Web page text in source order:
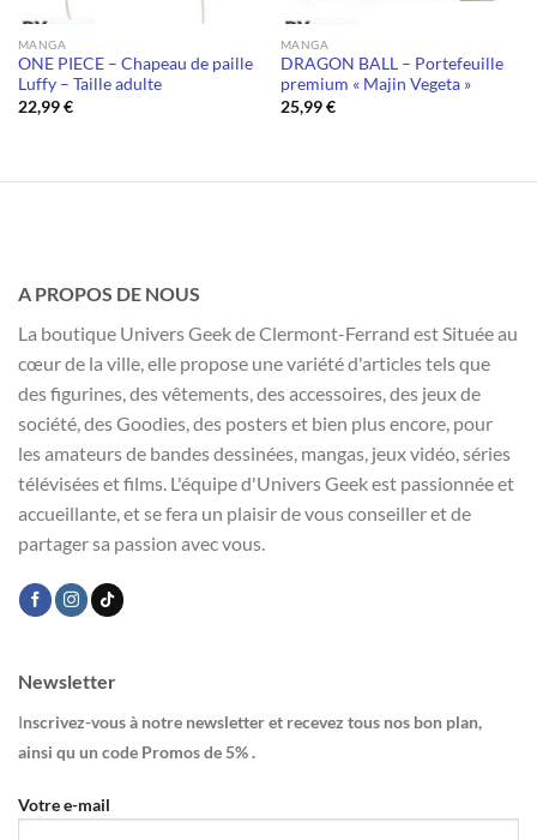
MANGA
ONE PIECE – Chapeau de paille
Luffy – Taille adulte
22,99€
MANGA
DRAGON BALL – Portefeuille
premium « Majin Vegeta »
25,99€
A PROPOS DE NOUS
La boutique Univers Geek de Clermont-Ferrand est Située au
cœur de la ville, elle propose une variété d'articles tels que
des figurines, des vêtements, des accessoires, des jeux de
société, des Goodies, des posters et bien plus encore, pour
les amateurs de bandes dessinées, mangas, jeux vidéo, séries
télévisées et films. L'équipe d'Univers Geek est passionnée et
accueillante, et se fera un plaisir de vous conseiller et de
partager sa passion avec vous.
Newsletter
Inscrivez-vous à notre newsletter et recevez tous nos bon plan,
ainsi qu un code Promos de 5% .
Votre e-mail